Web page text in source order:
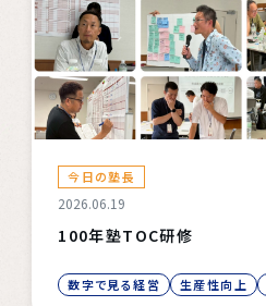
今日の塾長
2026.06.19
100年塾TOC研修
数字で見る経営 生産性向上